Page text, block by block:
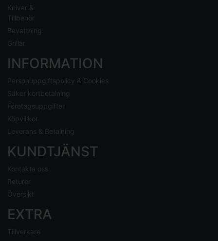
Knivar &
Tillbehör
Bevattning
Grillar
INFORMATION
Personuppgiftspolicy & Cookies
Säker kortbetalning
Företagsuppgifter
Köpvillkor
Leverans & Betalning
KUNDTJÄNST
Kontakta oss
Returer
Översikt
EXTRA
Tillverkare